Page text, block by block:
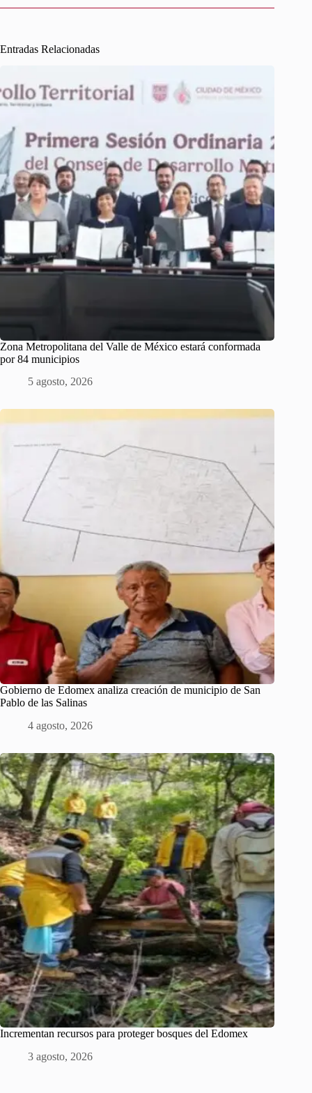
Entradas Relacionadas
Zona Metropolitana del Valle de México estará conformada
por 84 municipios
5 agosto, 2026
Gobierno de Edomex analiza creación de municipio de San
Pablo de las Salinas
4 agosto, 2026
Incrementan recursos para proteger bosques del Edomex
3 agosto, 2026